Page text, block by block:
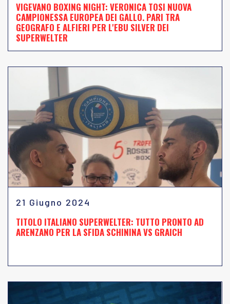
VIGEVANO BOXING NIGHT: VERONICA TOSI NUOVA
CAMPIONESSA EUROPEA DEI GALLO. PARI TRA
GEOGRAFO E ALFIERI PER L'EBU SILVER DEI
SUPERWELTER
21 Giugno 2024
TITOLO ITALIANO SUPERWELTER: TUTTO PRONTO AD
ARENZANO PER LA SFIDA SCHININA VS GRAICH